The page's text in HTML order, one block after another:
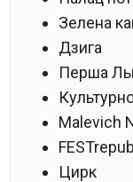
Зелена
Дзига
Перша
Malevich
Цирк